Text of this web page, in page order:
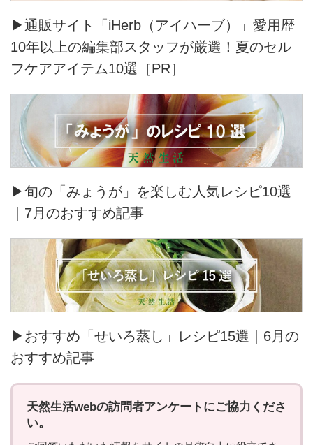
▶通販サイト「iHerb（アイハーブ）」愛用歴
10年以上の編集部スタッフが厳選！夏のセル
フケアアイテム10選［PR］
▶旬の「みょうが」を楽しむ人気レシピ10選
｜7月のおすすめ記事
▶おすすめ「せいろ蒸し」レシピ15選｜6月の
おすすめ記事